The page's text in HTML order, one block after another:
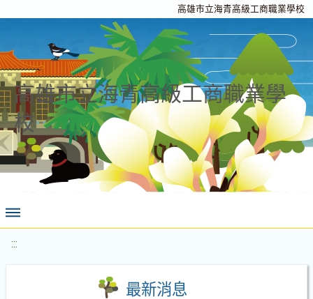
高雄市立海青高級工商職業學校
高雄市立海青高級工商職業學
校
:::
最新消息